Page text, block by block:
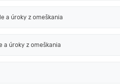
a úroky z omeškania
a úroky z omeškania